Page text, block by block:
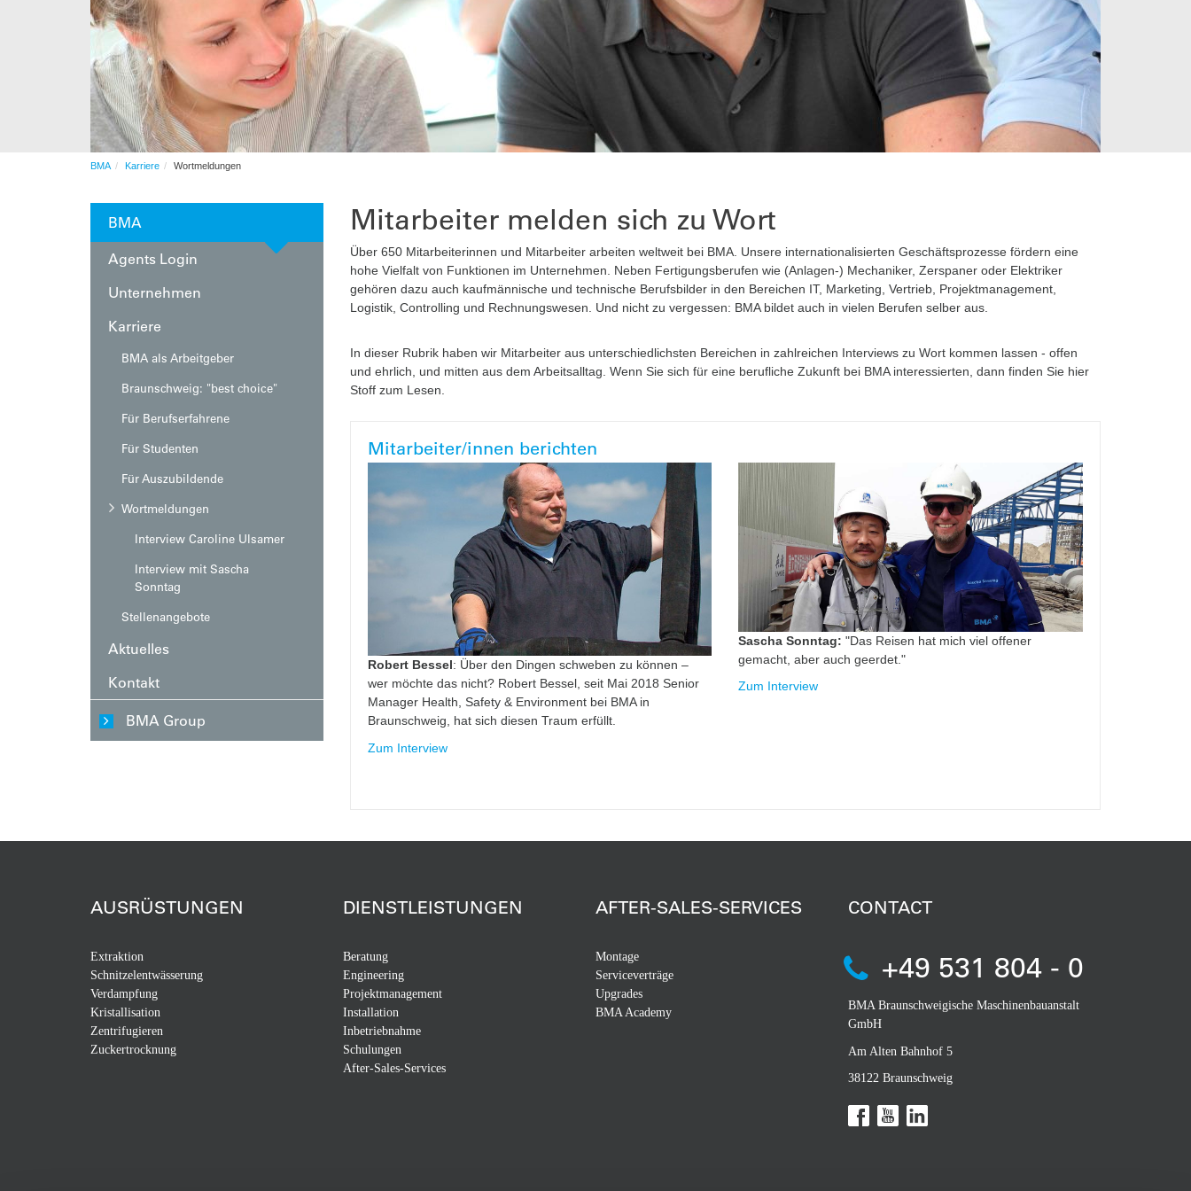
Automation
After-Sales-Services
Auftragsfertigung
Automation
BMA Karriere Wortmeldungen
BMA
Agents Login
Unternehmen
Karriere
BMA als Arbeitgeber
Braunschweig: "best choice"
Für Berufserfahrene
Für Studenten
Für Auszubildende
Wortmeldungen
Interview Caroline Ulsamer
Interview mit Sascha
Sonntag
Stellenangebote
Aktuelles
Kontakt
BMA Group
Mitarbeiter melden sich zu Wort
Über 650 Mitarbeiterinnen und Mitarbeiter arbeiten weltweit bei BMA. Unsere internationalisierten Geschäftsprozesse fördern eine
hohe Vielfalt von Funktionen im Unternehmen. Neben Fertigungsberufen wie (Anlagen-) Mechaniker, Zerspaner oder Elektriker
gehören dazu auch kaufmännische und technische Berufsbilder in den Bereichen IT, Marketing, Vertrieb, Projektmanagement,
Logistik, Controlling und Rechnungswesen. Und nicht zu vergessen: BMA bildet auch in vielen Berufen selber aus.
In dieser Rubrik haben wir Mitarbeiter aus unterschiedlichsten Bereichen in zahlreichen Interviews zu Wort kommen lassen - offen
und ehrlich, und mitten aus dem Arbeitsalltag. Wenn Sie sich für eine berufliche Zukunft bei BMA interessierten, dann finden Sie hier
Stoff zum Lesen.
Mitarbeiter/innen berichten
Robert Bessel: Über den Dingen schweben zu können –
wer möchte das nicht? Robert Bessel, seit Mai 2018 Senior
Manager Health, Safety & Environment bei BMA in
Braunschweig, hat sich diesen Traum erfüllt.
Zum Interview
Sascha Sonntag:"Das Reisen hat mich viel offener
gemacht, aber auch geerdet."
Zum Interview
AUSRÜSTUNGEN
Extraktion
Schnitzelentwässerung
Verdampfung
Kristallisation
Zentrifugieren
Zuckertrocknung
DIENSTLEISTUNGEN
Beratung
Engineering
Projektmanagement
Installation
Inbetriebnahme
Schulungen
After-Sales-Services
AFTER-SALES-SERVICES
Montage
Serviceverträge
Upgrades
BMA Academy
CONTACT
+49 531 804 - 0
BMA Braunschweigische Maschinenbauanstalt
GmbH
Am Alten Bahnhof 5
38122 Braunschweig